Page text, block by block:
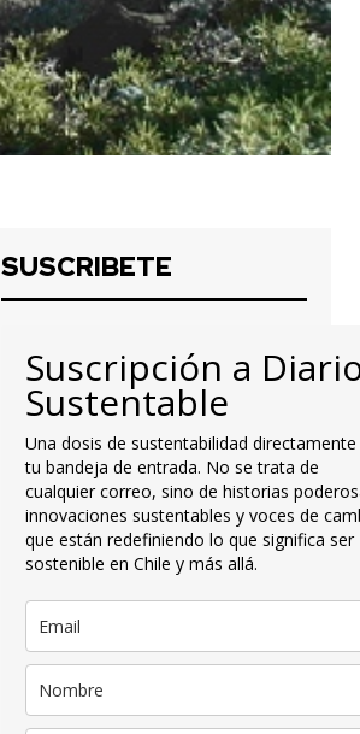
SUSCRIBETE
Suscripción a
Sustentable
Una dosis de sustentabilidad
tu bandeja de entrada. No se trata de
cualquier correo, sino de historias
innovaciones sustentables y voces de
que están redefiniendo lo que significa ser
sostenible en Chile y más allá.